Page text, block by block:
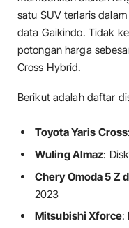
satu SUV terlaris
data Gaikindo. Tidak
potongan harga
Cross Hybrid.
Berikut adalah daftar
Toyota Yaris Cross
Wuling Almaz:
Chery Omoda 5 Z
2023
Mitsubishi Xforce: